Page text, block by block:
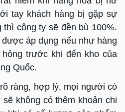
tay khách hàng bị gặp sự
công ty sẽ đền bù 100%.
áp dụng nếu như hàng
trước khi đến kho của
Quốc.
ràng, hợp lý, mọi người có
không có thêm khoản chi